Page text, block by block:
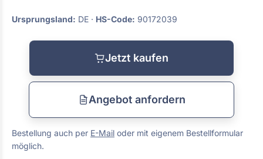
Ursprungsland: DE · HS-Code: 90172039
Jetzt kaufen
Angebot anfordern
Bestellung auch per E-Mail oder mit eigenem Bestellformular
möglich.